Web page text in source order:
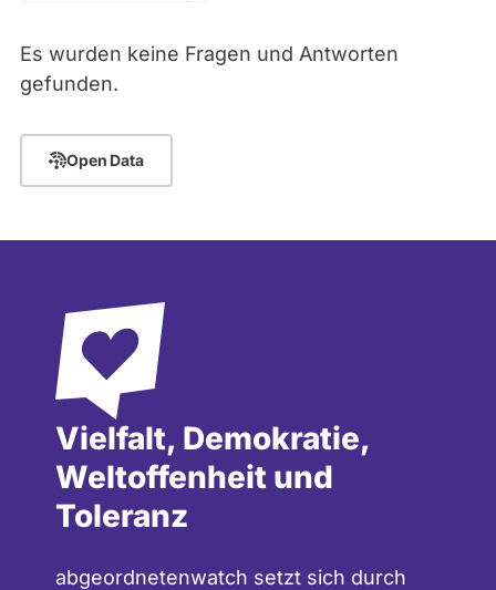
Mandaten
Thema
- Alle -
Antwort Status
- Alle -
Es wurden keine Fragen und Antworten
gefunden.
Open Data
Vielfalt, Demokratie,
Weltoffenheit und
Toleranz
abgeordnetenwatch setzt sich durch